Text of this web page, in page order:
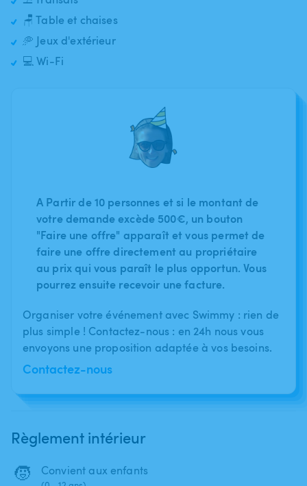
🪑 Table et chaises
🥏 Jeux d'extérieur
💻 Wi-Fi
A Partir de 10 personnes et si le montant de
votre demande excède 500€, un bouton
"Faire une offre" apparaît et vous permet de
faire une offre directement au propriétaire
au prix qui vous paraît le plus opportun. Vous
pourrez ensuite recevoir une facture.
Organiser votre événement avec Swimmy : rien de
plus simple ! Contactez-nous : en 24h nous vous
envoyons une proposition adaptée à vos besoins.
Contactez-nous
Règlement intérieur
🧒 Convient aux enfants